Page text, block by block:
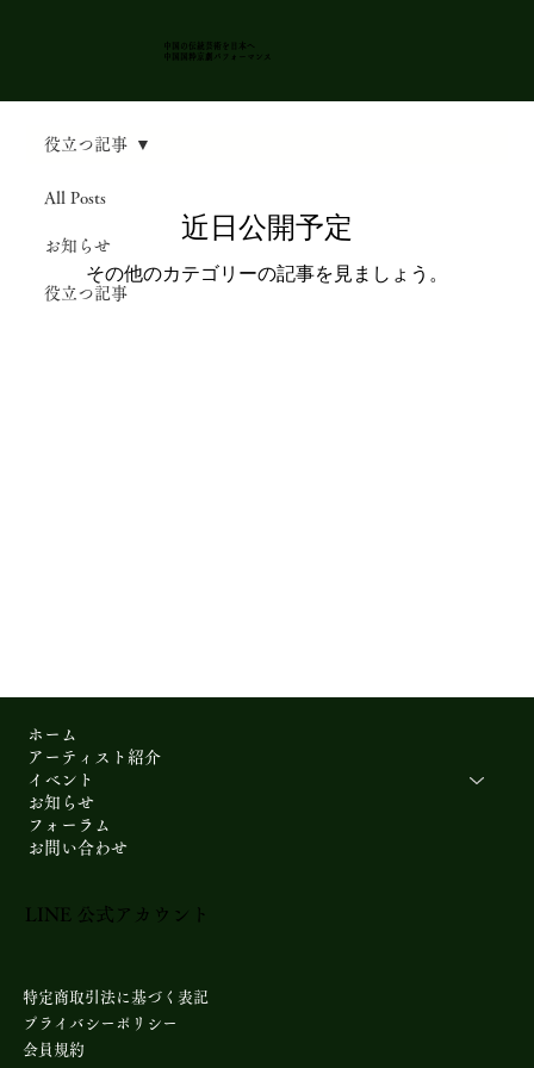
中国の伝統芸術を日本 へ
​中国国粋京劇パフォーマンス
All Posts
お知らせ
役立つ記事
役立つ記事
近日公開予定
その他のカテゴリーの記事を見ましょう。
ホーム
アーティスト紹介
イベント
お知らせ
フォーラム
お問い合わせ
LINE 公式アカウント​
特定商取引法に基づく表記
プライバシーポリシー
会員規約